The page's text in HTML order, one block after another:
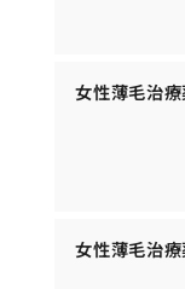
女性薄毛治
女性薄毛治